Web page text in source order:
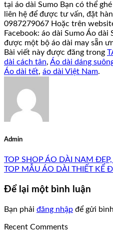
tại áo dài Sumo Bạn có thể
liên hệ để được tư vấn, đặt
0987279067 Hoặc trên
Facebook: áo dài Sumo Áo
được một bộ áo dài may sẵn
Bài viết này được đăng trong
dài cách tân, Áo dài dáng
Áo dài tết, áo dài Việt Nam.
Admin
TOP SHOP ÁO DÀI NAM
TOP MẪU ÁO DÀI THIẾT KẾ
Để lại một bình luận
Bạn phải đăng nhập để gửi
Recent Comments